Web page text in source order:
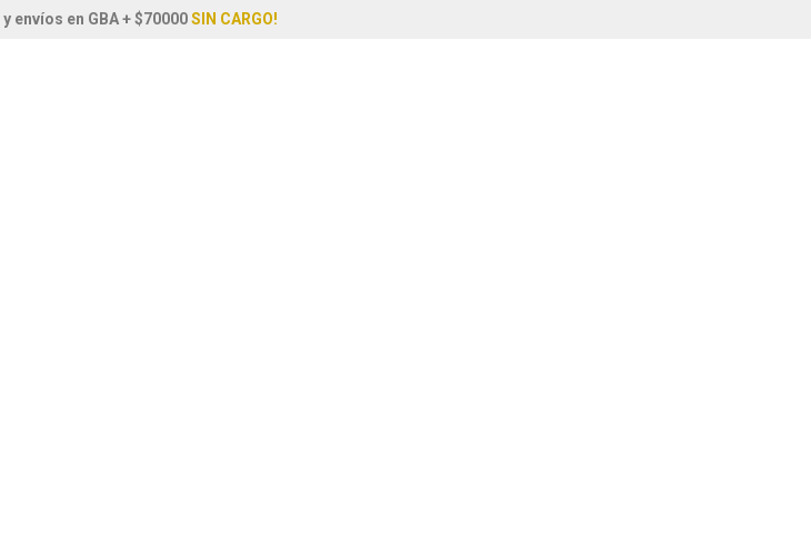
y envíos en GBA + $70000SIN CARGO!